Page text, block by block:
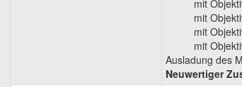
mit Objektiv
mit Objektiv
mit Objektiv
mit Objektiv
Ausladung des
Neuwertiger